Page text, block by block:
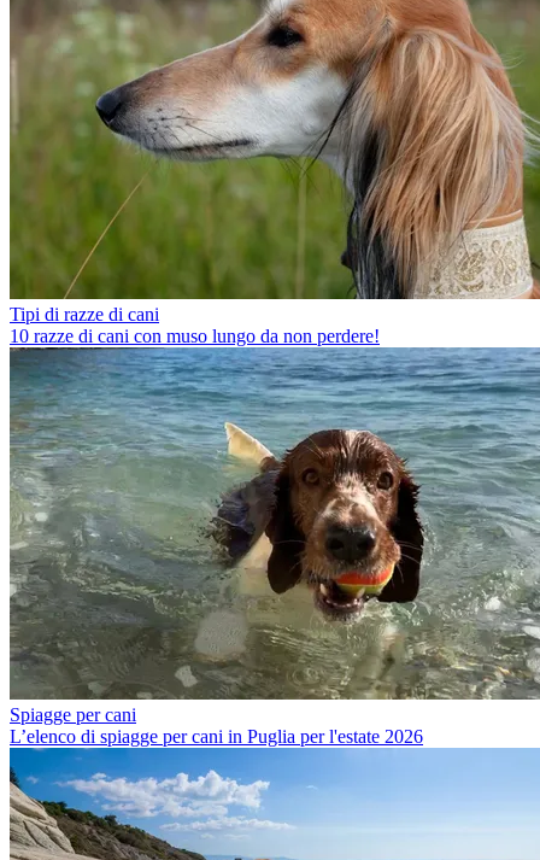
Tipi di razze di cani
10 razze di cani con muso lungo da non perdere!
Spiagge per cani
L’elenco di spiagge per cani in Puglia per l'estate 2026